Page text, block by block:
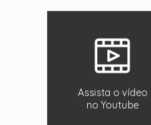
Assista o vídeo
no Youtube